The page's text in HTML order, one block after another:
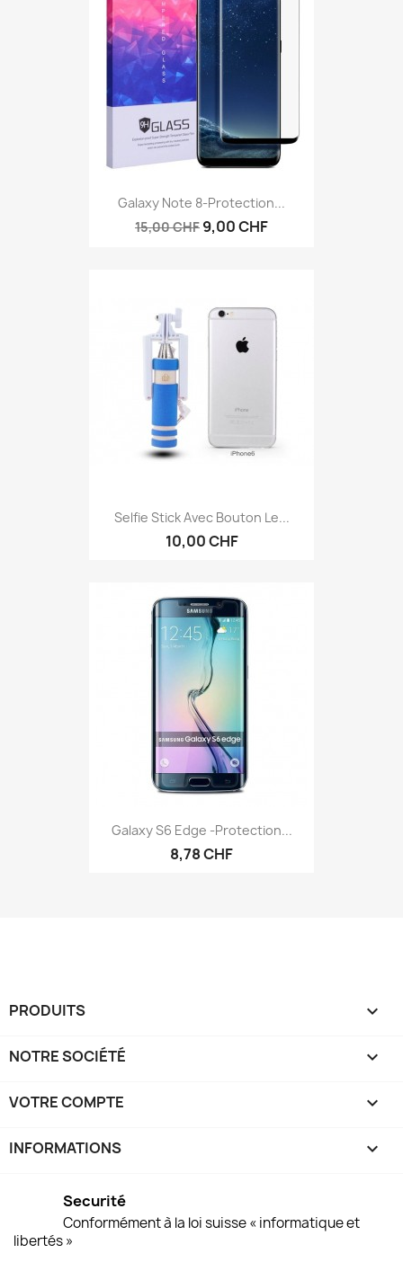
Galaxy Note 8-Protection...
15,00 CHF 9,00 CHF
Selfie Stick Avec Bouton Le...
10,00 CHF
Galaxy S6 Edge -protection...
8,78 CHF
PRODUITS 
NOTRE SOCIÉTÉ 
VOTRE COMPTE 
INFORMATIONS keyboard_arrow_down
Securité
Conformément à la loi suisse « informatique et
libertés »